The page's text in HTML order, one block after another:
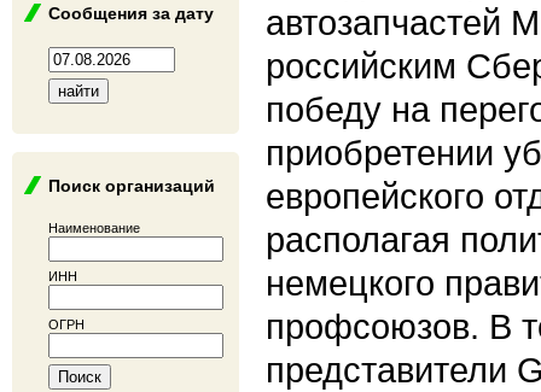
Сообщения за дату
Поиск организаций
Наименование
ИНН
ОГРН
автозапчастей
российским
победу на
приобретении
европейского
располагая
немецкого
профсоюзов. В
представители